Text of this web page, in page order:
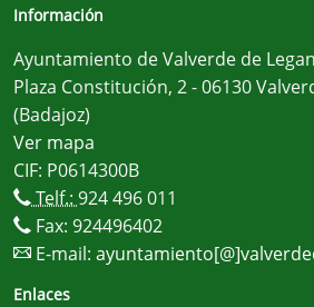
Información
Ayuntamiento de Valverde de
Plaza Constitución, 2 - 06130
(Badajoz)
Ver mapa
CIF: P0614300B
Telf.: 924 496 011
Fax: 924496402
E-mail:
Enlaces